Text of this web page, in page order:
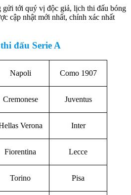
gửi tới quý vị độc giả, lịch thi đấu bóng
cập nhật mới nhất, chính xác nhất
đấu Serie A
Napoli Como 1907
Cremonese Juventus
Verona Inter
Fiorentina Lecce
Torino Pisa